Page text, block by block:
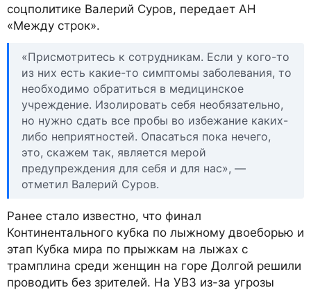
соцполитике Валерий Суров, передает АН
«Между строк».
«Присмотритесь к сотрудникам. Если у кого-то
из них есть какие-то симптомы заболевания, то
необходимо обратиться в медицинское
учреждение. Изолировать себя необязательно,
но нужно сдать все пробы во избежание каких-
либо неприятностей. Опасаться пока нечего,
это, скажем так, является мерой
предупреждения для себя и для нас», —
отметил Валерий Суров.
Ранее стало известно, что финал
Континентального кубка по лыжному двоеборью и
этап Кубка мира по прыжкам на лыжах с
трамплина среди женщин на горе Долгой решили
проводить без зрителей. На УВЗ из-за угрозы